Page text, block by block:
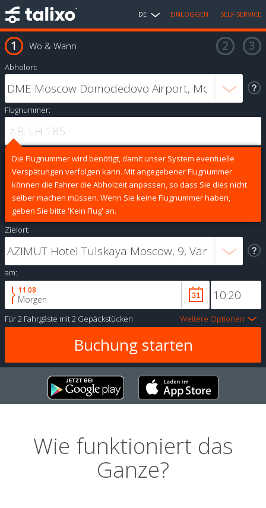
DE EINLOGGEN SELF SERVICE
Wo & Wann
Abholort:
Flugnummer:
Die Flugnummer wird benötigt, damit unser System eventuelle
Verspätungen verfolgen kann. Mit angegebener Flugnummer
können die Fahrer die Abholzeit anpassen, so dass Sie dies nicht
selber machen müssen. Wenn Sie keine Flugnummer haben,
geben Sie bitte 'Kein Flug' an.
Zielort:
am:
11.08
Morgen
Für2 Fahrgäste mit2 Gepäckstücken Weitere Optionen
Wie funktioniert das
Ganze?